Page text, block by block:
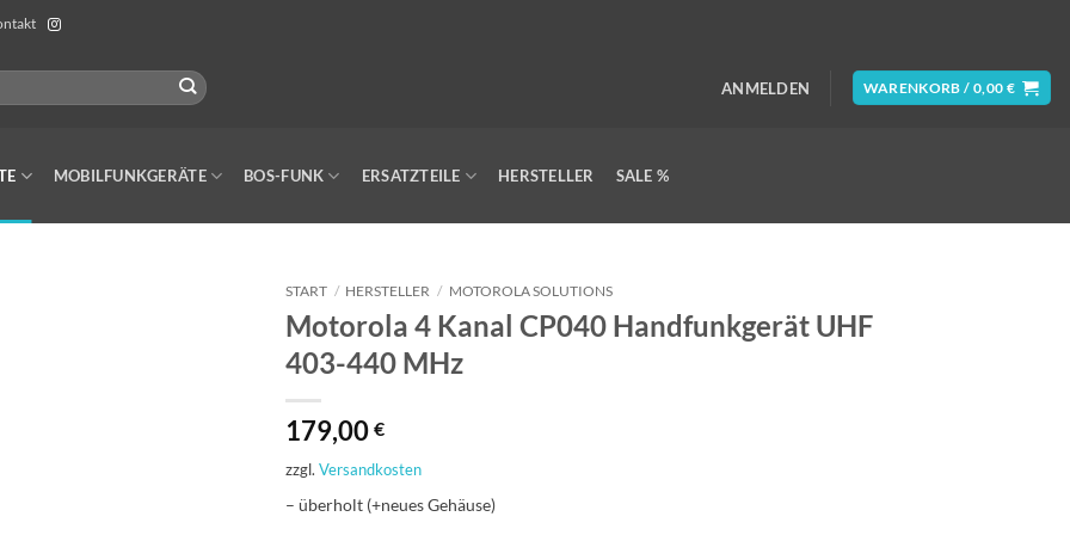
ANMELDEN WARENKORB / 0,00 €
MOBILFUNKGERÄTE BOS-FUNK ERSATZTEILE HERSTELLER SALE %
START / HERSTELLER / MOTOROLA SOLUTIONS
Motorola 4 Kanal CP040 Handfunkgerät UHF
403-440 MHz
179,00 €
zzgl. Versandkosten
– überholt (+neues Gehäuse)